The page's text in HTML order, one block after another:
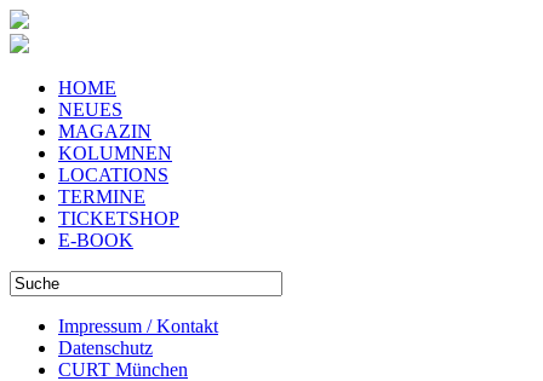
HOME
NEUES
MAGAZIN
KOLUMNEN
LOCATIONS
TERMINE
TICKETSHOP
E-BOOK
Impressum / Kontakt
Datenschutz
CURT München